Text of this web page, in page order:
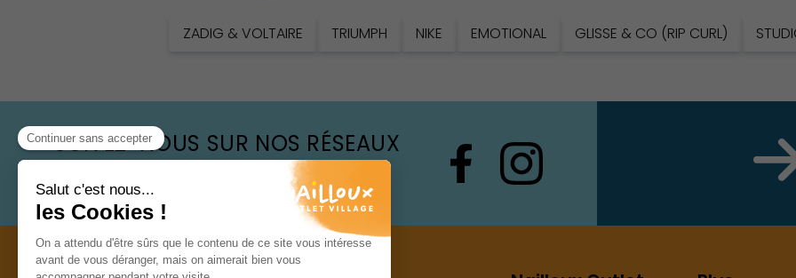
ZADIG & VOLTAIRE TRIUMPH NIKE EMOTIONAL GLISSE & CO (RIP CURL)
SUIVEZ-NOUS SUR NOS RÉSEAUX
@ NAILLOUXOUTLET